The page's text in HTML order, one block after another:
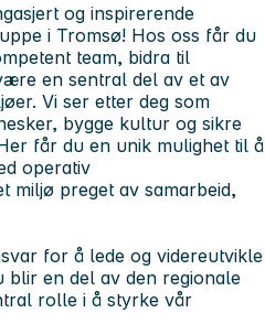
og inspirerende
i Tromsø! Hos oss får du
team, bidra til
en sentral del av et av
Vi ser etter deg som
bygge kultur og sikre
får du en unik mulighet til å
operativ
miljø preget av samarbeid,
for å lede og videreutvikle
blir en del av den regionale
rolle i å styrke vår